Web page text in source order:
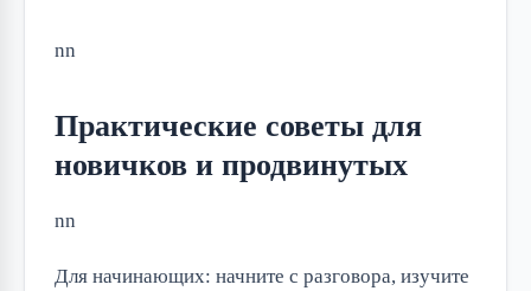
nn
Практические советы для
новичков и продвинутых
nn
Для начинающих: начните с разговора, изучите